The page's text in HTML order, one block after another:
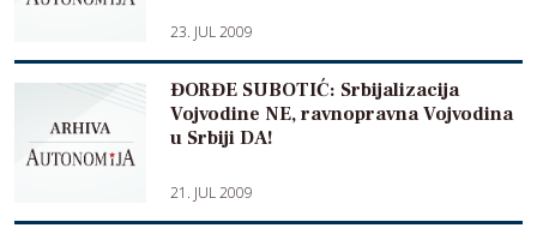
23. JUL 2009
ĐORĐE SUBOTIĆ: Srbijalizacija
Vojvodine NE, ravnopravna Vojvodina
u Srbiji DA!
21. JUL 2009